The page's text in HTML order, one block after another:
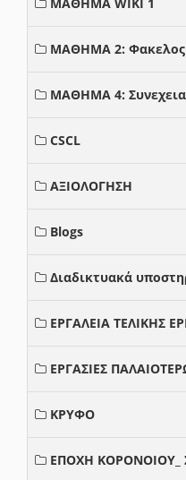
ΜΑΘΗΜΑ 2: Φακελος
ΜΑΘΗΜΑ 4:
CSCL
ΑΞΙΟΛΟΓΗΣΗ
Blogs
Διαδικτυακά
ΕΡΓΑΛΕΙΑ ΤΕΛΙΚΗΣ
ΕΡΓΑΣΙΕΣ
ΚΡΥΦΟ
ΕΠΟΧΗ ΚΟΡΟΝΟΙΟΥ_